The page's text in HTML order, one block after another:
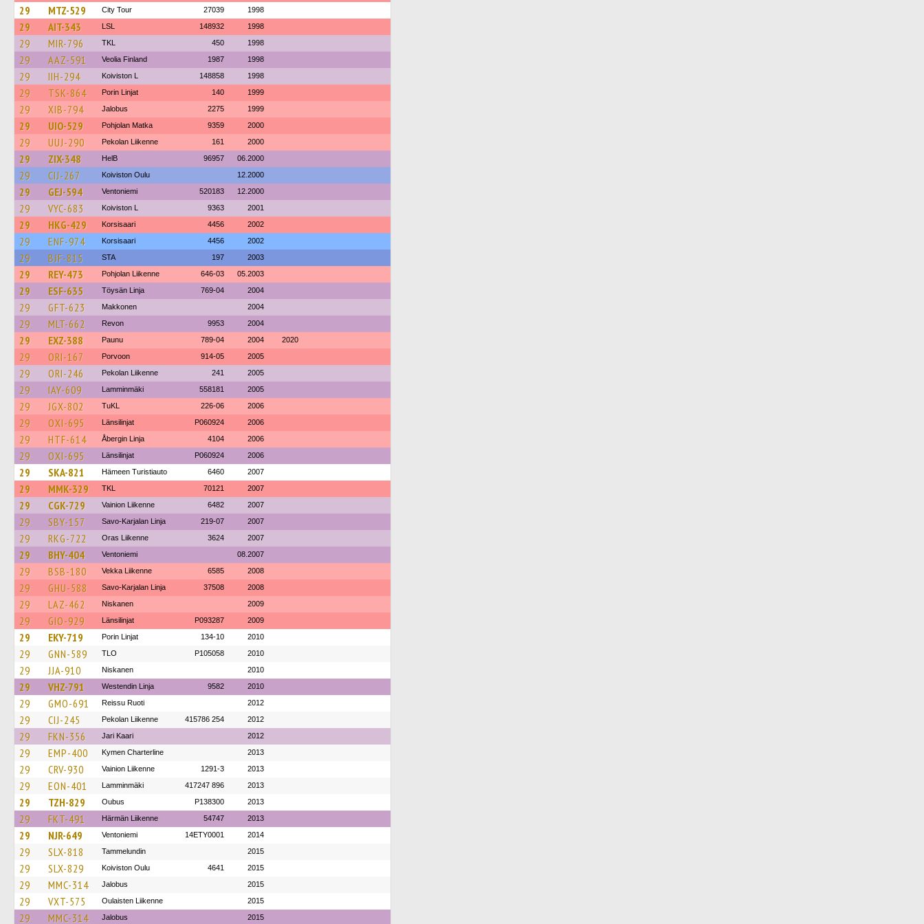
29 MTZ-529 City Tour 27039 1998
29 AIT-343 LSL 148932 1998
29 MIR-796 TKL 450 1998
29 AAZ-591 Veolia Finland 1987 1998
29 IIH-294 Koiviston L 148858 1998
29 TSK-864 Porin Linjat 140 1999
29 XIB-794 Jalobus 2275 1999
29 UIO-529 Pohjolan Matka 9359 2000
29 UUJ-290 Pekolan Liikenne 161 2000
29 ZIX-348 HelB 96957 06.2000
29 CIJ-267 Koiviston Oulu 12.2000
29 GEJ-594 Ventoniemi 520183 12.2000
29 VYC-683 Koiviston L 9363 2001
29 HKG-429 Korsisaari 4456 2002
29 ENF-974 Korsisaari 4456 2002
29 BJF-815 STA 197 2003
29 REY-473 Pohjolan Liikenne 646-03 05.2003
29 ESF-635 Töysän Linja 769-04 2004
29 GFT-623 Makkonen 2004
29 MLT-662 Revon 9953 2004
29 EXZ-388 Paunu 789-04 2004 2020
29 ORI-167 Porvoon 914-05 2005
29 ORI-246 Pekolan Liikenne 241 2005
29 IAY-609 Lamminmäki 558181 2005
29 JGX-802 TuKL 226-06 2006
29 OXI-695 Länsilinjat P060924 2006
29 HTF-614 Åbergin Linja 4104 2006
29 OXI-695 Länsilinjat P060924 2006
29 SKA-821 Hämeen Turistiauto 6460 2007
29 MMK-329 TKL 70121 2007
29 CGK-729 Vainion Liikenne 6482 2007
29 SBY-157 Savo-Karjalan Linja 219-07 2007
29 RKG-722 Oras Liikenne 3624 2007
29 BHY-404 Ventoniemi 08.2007
29 BSB-180 Vekka Liikenne 6585 2008
29 GHU-588 Savo-Karjalan Linja 37508 2008
29 LAZ-462 Niskanen 2009
29 GIO-929 Länsilinjat P093287 2009
29 EKY-719 Porin Linjat 134-10 2010
29 GNN-589 TLO P105058 2010
29 JJA-910 Niskanen 2010
29 VHZ-791 Westendin Linja 9582 2010
29 GMO-691 Reissu Ruoti 2012
29 CIJ-245 Pekolan Liikenne 415786 254 2012
29 FKN-356 Jari Kaari 2012
29 EMP-400 Kymen Charterline 2013
29 CRV-930 Vainion Liikenne 1291-3 2013
29 EON-401 Lamminmäki 417247 896 2013
29 TZH-829 Oubus P138300 2013
29 FKT-491 Härmän Liikenne 54747 2013
29 NJR-649 Ventoniemi 14ETY0001 2014
29 SLX-818 Tammelundin 2015
29 SLX-829 Koiviston Oulu 4641 2015
29 MMC-314 Jalobus 2015
29 VXT-575 Oulaisten Liikenne 2015
29 MMC-314 Jalobus 2015